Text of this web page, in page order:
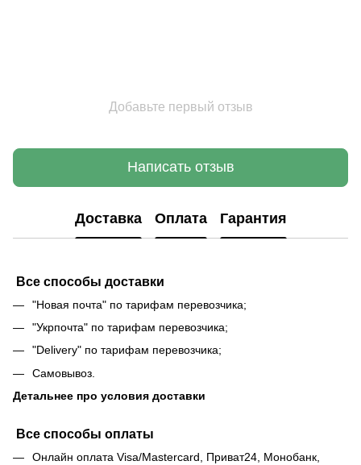
Добавьте первый отзыв
Написать отзыв
Доставка Оплата Гарантия
Все способы доставки
"Новая почта" по тарифам перевозчика;
"Укрпочта" по тарифам перевозчика;
"Delivery" по тарифам перевозчика;
Самовывоз.
Детальнее про условия доставки
Все способы оплаты
Онлайн оплата Visa/Mastercard, Приват24, Монобанк,